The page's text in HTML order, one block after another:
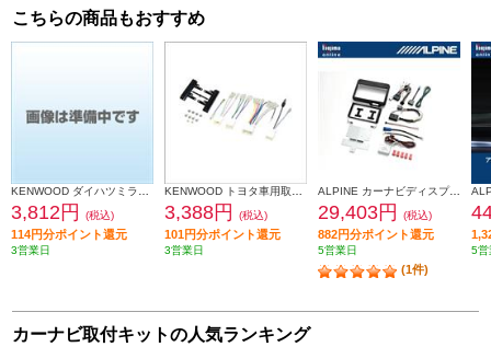
こちらの商品もおすすめ
3,812円 (税込)
114円分ポイント還元
3営業日
3,388円 (税込)
101円分ポイント還元
3営業日
ALPINE カーナビディスプレイオーディオ取付けキット N-BOX(JF5/6系)専用 KTX-XF11-NB-56-NR
29,403円 (税込)
882円分ポイント還元
5営業日
(1件)
5営
カーナビ取付キットの人気ランキング